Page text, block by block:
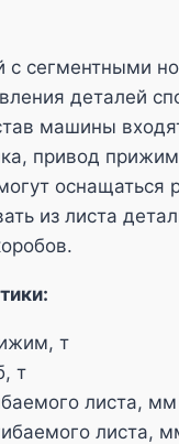
с сегментными
деталей
машины
привод
оснащаться
из листа
т
т
листа, мм
листа,